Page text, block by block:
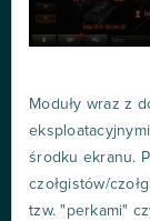
Moduły wraz z
środku ekranu.
czołgistów/
tzw. "perkami"